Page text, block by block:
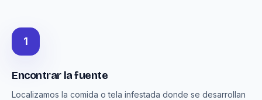
1
Encontrar la fuente
Localizamos la comida o tela infestada donde se desarrollan